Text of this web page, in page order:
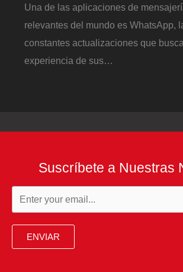
Una de las aplicaciones de
relevantes del mundo es WhatsApp,
constantes actualizaciones que
experiencia de sus…
Suscríbete a Nuestras
ENVIAR